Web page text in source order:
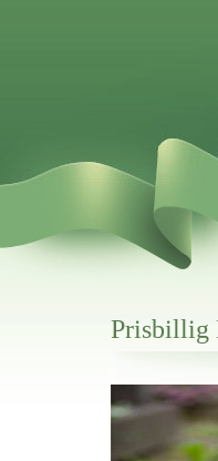
Prisbillig
Her hos os får du
Prisbillig
vi hjælper i alle faser